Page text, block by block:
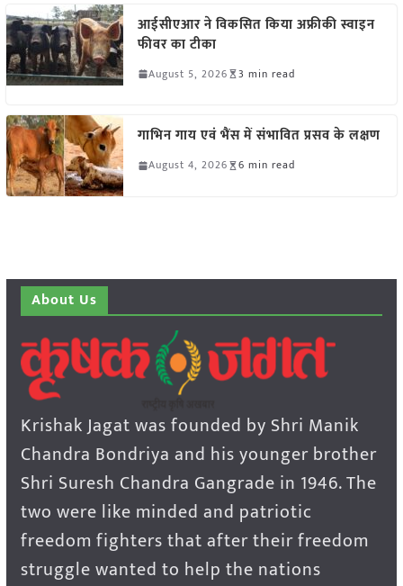
आईसीएआर ने विकसित किया अफ्रीकी स्वाइन
फीवर का टीका
August 5, 2026 3 min read
गाभिन गाय एवं भैंस में संभावित प्रसव के लक्षण
August 4, 2026 6 min read
About Us
Krishak Jagat was founded by Shri Manik
Chandra Bondriya and his younger brother
Shri Suresh Chandra Gangrade in 1946. The
two were like minded and patriotic
freedom fighters that after their freedom
struggle wanted to help the nations